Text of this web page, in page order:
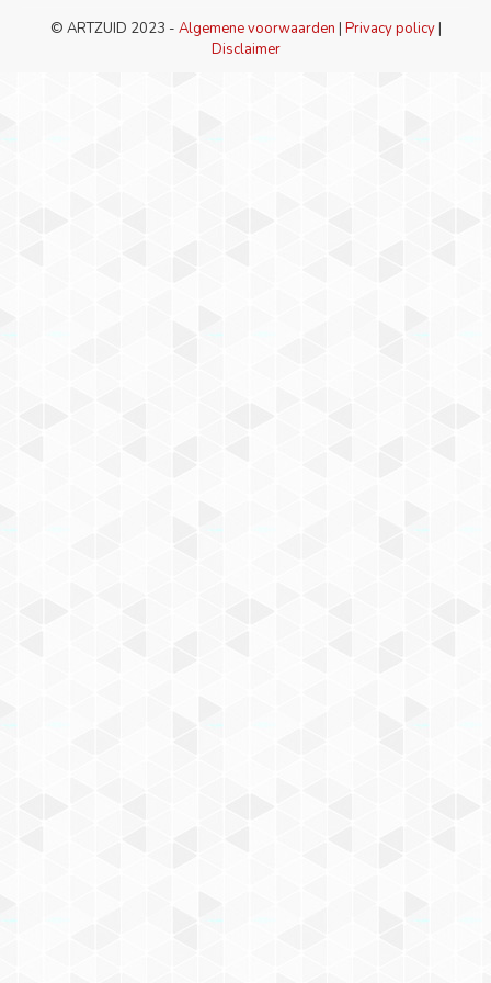
© ARTZUID 2023 - Algemene voorwaarden | Privacy policy|
Disclaimer